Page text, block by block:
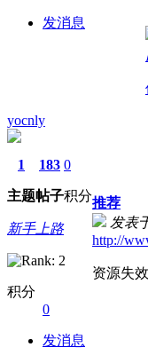
发消息
yocnly
1
主题
183
帖子
0
积分
新手上路
积分
0
发消息
推荐
发表
http://
资源失